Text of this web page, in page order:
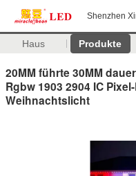
Shenzhen
Haus Produkte
20MM führte 30MM
Rgbw 1903 2904 IC
Weihnachtslicht